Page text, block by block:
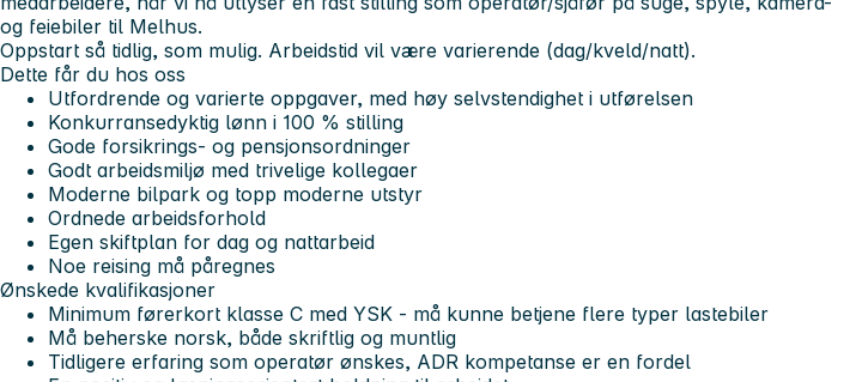
og feiebiler til Melhus.
Oppstart så tidlig, som mulig. Arbeidstid vil være varierende (dag/kveld/natt).
Dette får du hos oss
Utfordrende og varierte oppgaver, med høy selvstendighet i utførelsen
Konkurransedyktig lønn i 100 % stilling
Gode forsikrings- og pensjonsordninger
Godt arbeidsmiljø med trivelige kollegaer
Moderne bilpark og topp moderne utstyr
Ordnede arbeidsforhold
Egen skiftplan for dag og nattarbeid
Noe reising må påregnes
Ønskede kvalifikasjoner
Minimum førerkort klasse C med YSK - må kunne betjene flere typer lastebiler
Må beherske norsk, både skriftlig og muntlig
Tidligere erfaring som operatør ønskes, ADR kompetanse er en fordel